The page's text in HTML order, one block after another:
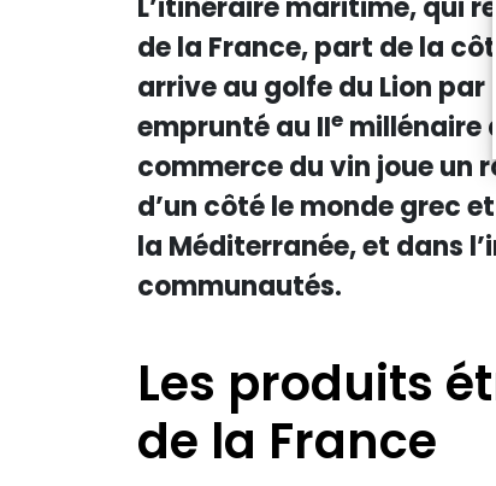
L’itinéraire maritime, qui
de la France, part de la
arrive au golfe du Lion
emprunté au IIe millénaire
commerce du vin joue un
d’un côté le monde grec
la Méditerranée, et dans
communautés.
Les produits
de la France